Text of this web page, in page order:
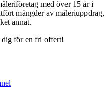
med över 15 år i
mängder av måleriuppdrag,
annat.
dig för en fri offert!